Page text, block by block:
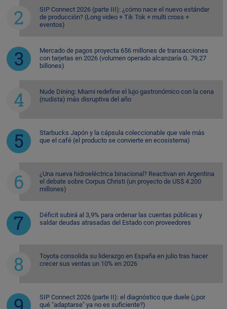
SIP Connect 2026 (parte III): ¿cómo nace el nuevo estándar
de producción? (Long video + Tik Tok + multi cross +
eventos)
Mercado de pagos proyecta 656 millones de transacciones
con tarjetas en 2026 (volumen operado alcanzaría G. 79,27
billones)
Nude Dining: Miami redefine el lujo gastronómico con la cena
(nudista) más disruptiva del año
Starbucks Japón y la cápsula coleccionable que vale más
que el café (el producto se convierte en ecosistema)
¿Una nueva hidroeléctrica binacional? Reactivan en Argentina
el debate sobre Corpus Christi (un proyecto de US$ 4.200
millones)
Déficit subirá al 3,9% para ordenar las cuentas públicas y
saldar deudas atrasadas del Estado con proveedores
Toyota consolida su liderazgo en España en julio tras hacer
crecer sus ventas un 10% en 2026
SIP Connect 2026 (parte II): el diagnóstico que duele (¿por
qué "adaptarse" ya no es suficiente?)